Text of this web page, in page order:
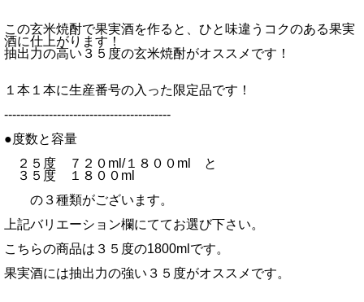
この玄米焼酎で果実酒を作ると、ひと味違うコクのある果実
酒に仕上がります！
抽出力の高い３５度の玄米焼酎がオススメです！
１本１本に生産番号の入った限定品です！
-----------------------------------------
●度数と容量
２５度 ７２０ml/１８００ml と
３５度 １８００ml
の３種類がございます。
上記バリエーション欄にててお選び下さい。
こちらの商品は３５度の1800mlです。
果実酒には抽出力の強い３５度がオススメです。